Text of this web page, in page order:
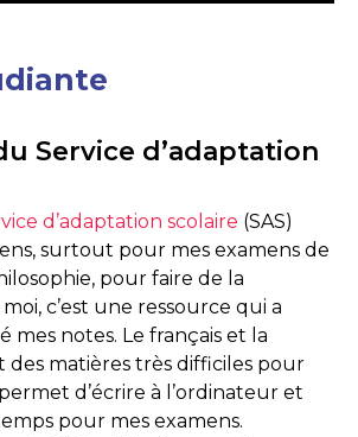
Service d’adaptation
d’adaptation scolaire (SAS)
surtout pour mes examens de
pour faire de la
c’est une ressource qui a
mes notes. Le français et la
des matières très difficiles pour
d’écrire à l’ordinateur et
pour mes examens.